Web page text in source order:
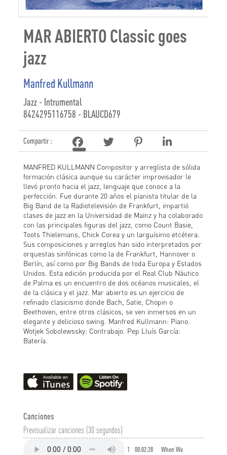
MAR ABIERTO Classic goes
jazz
Manfred Kullmann
Jazz - Intrumental
8424295116758 - BLAUCD679
Compartir :
MANFRED KULLMANN Compositor y arreglista de sólida
formación clásica aunque su carácter improvisador le
llevó pronto hacia el jazz, lenguaje que conoce a la
perfección. Fue durante 20 años el pianista titular de la
Big Band de la Radiotelevisión de Frankfurt, impartió
clases de jazz en la Universidad de Mainz y ha colaborado
con las principales figuras del jazz, como Count Basie,
Toots Thielemans, Chick Corea y un larguísimo etcétera.
Sus composiciones y arreglos han sido interpretados por
orquestas sinfónicas como la de Frankfurt, Hannover o
Berlín, así como por Big Bands de toda Europa y Estados
Unidos. Esta edición producida por el Real Club Náutico
de Palma es un encuentro de dos océanos musicales, el
de la clásica y el jazz. Mar abierto es un ejercicio de
refinado clasicismo donde Bach, Satie, Chopin o
Beethoven, entre otros clásicos, se ven inmersos en un
elegante y delicioso swing. Manfred Kullmann: Piano.
Wotjek Sobolewssky: Contrabajo. Pep Lluís García:
Batería.
Canciones
Previsualizar canciones (30 segundos)
1 00:02:28
When We